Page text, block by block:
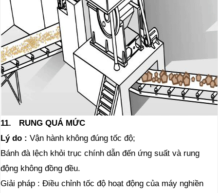
11.
RUNG QUÁ MỨC
Lý do : Vận hành không đúng tốc độ;
Bánh đà lệch khỏi trục chính dẫn đến ứng suất và rung
động không đồng đều.
Giải pháp : Điều chỉnh tốc độ hoạt động của máy nghiền